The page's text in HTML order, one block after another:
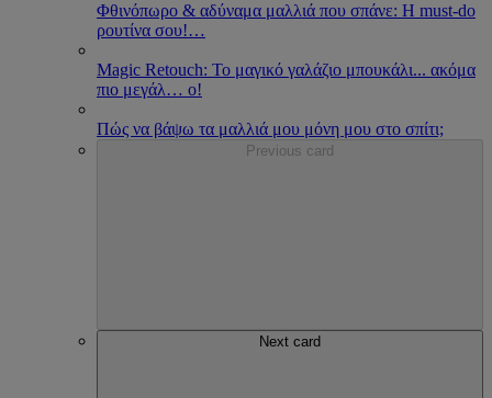
Φθινόπωρο & αδύναμα μαλλιά που σπάνε: Η must-do
ρουτίνα σου!…
Magic Retouch: Το μαγικό γαλάζιο μπουκάλι... ακόμα
πιο μεγάλ… ο!
Πώς να βάψω τα μαλλιά μου μόνη μου στο σπίτι;
Previous card
Next card